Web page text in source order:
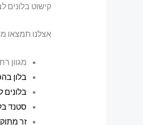
קישוט בלונים
אצלנו תמצאו
מגוון
בלון
בלונים
סטנד
זר מתוק